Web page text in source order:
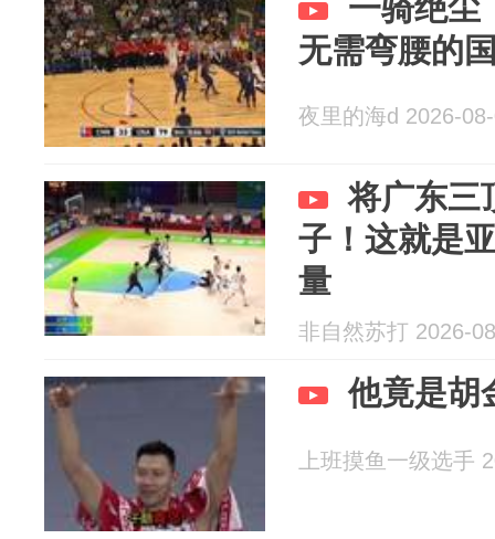
一骑绝尘
无需弯腰的
夜里的海d 2026-
将广东三
子！这就是
量
非自然苏打 2026-
他竟是胡
上班摸鱼一级选手